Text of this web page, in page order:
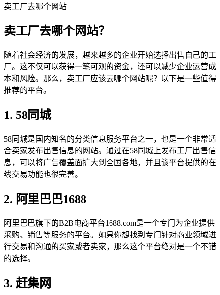
卖工厂去哪个网站
卖工厂去哪个网站？
随着社会经济的发展，越来越多的企业开始选择出售自己的工
厂。这不仅可以获得一笔可观的资金，还可以减少企业运营成
本和风险。那么，卖工厂应该去哪个网站呢？以下是一些值得
推荐的平台。
1. 58同城
58同城是国内知名的分类信息服务平台之一，也是一个非常适
合卖家发布出售信息的网站。通过在58同城上发布工厂出售信
息，可以将广告覆盖面扩大到全国各地，并且该平台提供的在
线交易功能也很完善。
2. 阿里巴巴1688
阿里巴巴旗下的B2B电商平台1688.com是一个专门为企业提供
采购、销售等服务的平台。如果你想找到专门针对商业领域进
行交易和沟通的买家或者卖家，那么这个平台绝对是一个不错
的选择。
3. 赶集网